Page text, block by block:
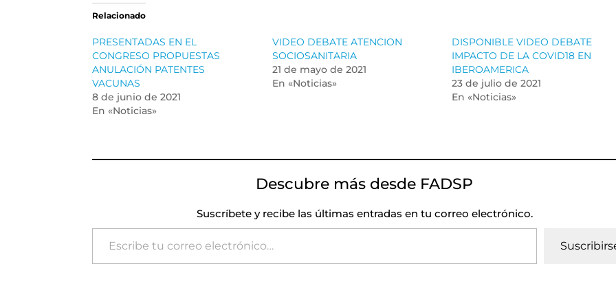
Relacionado
PRESENTADAS EN EL
CONGRESO PROPUESTAS
ANULACIÓN PATENTES
VACUNAS
8 de junio de 2021
En «Noticias»
VIDEO DEBATE ATENCION
SOCIOSANITARIA
21 de mayo de 2021
En «Noticias»
DISPONIBLE VIDEO DEBATE
IMPACTO DE LA COVID18 EN
IBEROAMERICA
23 de julio de 2021
En «Noticias»
Descubre más desde FADSP
Suscríbete y recibe las últimas entradas en tu correo electrónico.
Escribe tu correo electrónico…